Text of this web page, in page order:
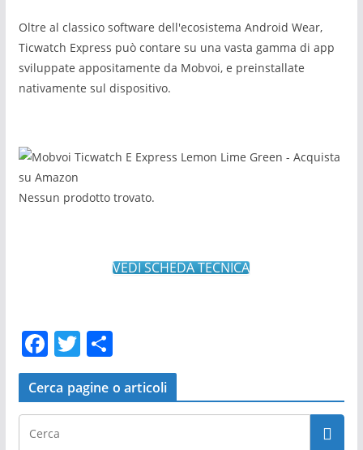
Oltre al classico software dell'ecosistema Android Wear,
Ticwatch Express può contare su una vasta gamma di app
sviluppate appositamente da Mobvoi, e preinstallate
nativamente sul dispositivo.
Nessun prodotto trovato.
VEDI SCHEDA TECNICA
F
a
c
e
T
w
itt
er
C
o
n
di
Cerca pagine o articoli